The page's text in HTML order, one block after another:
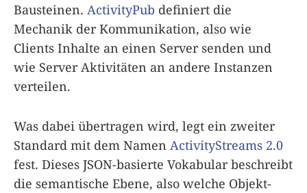
Bausteinen. ActivityPub definiert die
Mechanik der Kommunikation, also wie
Clients Inhalte an einen Server senden und
wie Server Aktivitäten an andere Instanzen
verteilen.
Was dabei übertragen wird, legt ein zweiter
Standard mit dem Namen ActivityStreams 2.0
fest. Dieses JSON-basierte Vokabular beschreibt
die semantische Ebene, also welche Objekt-